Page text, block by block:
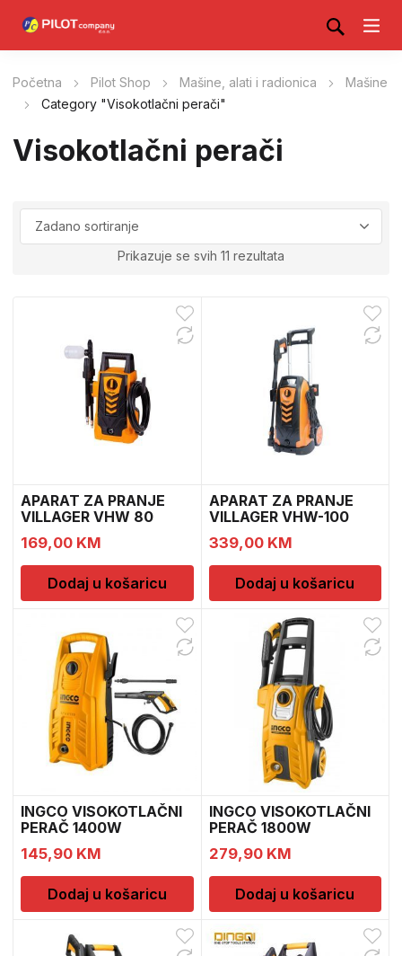
Početna Pilot Shop Mašine, alati i radionica
Mašine
Category "Visokotlačni perači"
Visokotlačni perači
Prikazuje se svih 11 rezultata
APARAT ZA PRANJE
VILLAGER VHW 80
169,00 KM
Dodaj u košaricu
APARAT ZA PRANJE
VILLAGER VHW-100
339,00 KM
Dodaj u košaricu
INGCO VISOKOTLAČNI
PERAČ 1400W
HPWR1400
145,90 KM
Dodaj u košaricu
INGCO VISOKOTLAČNI
PERAČ 1800W
HPWR18008
279,90 KM
Dodaj u košaricu